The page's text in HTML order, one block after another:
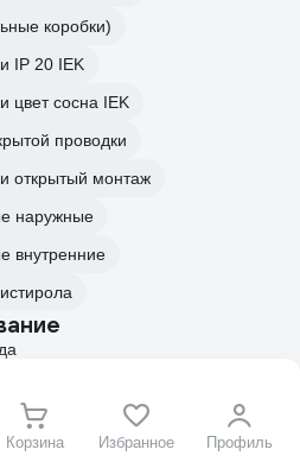
Корзина Избранное Профиль
коробки)
IP 20 IEK
цвет сосна IEK
проводки
открытый монтаж
наружные
внутренние
возврат
который не был использован